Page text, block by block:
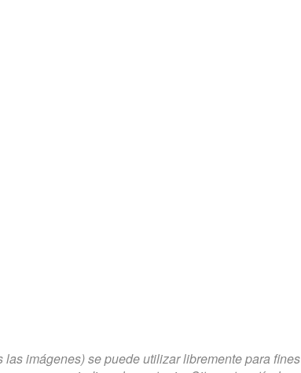
imágenes) se puede utilizar libremente para fines